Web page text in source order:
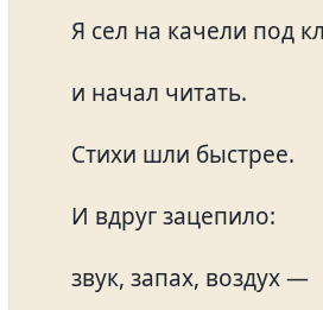
Я сел на качели под
и начал читать.
Стихи шли быстрее.
И вдруг зацепило:
звук, запах, воздух —